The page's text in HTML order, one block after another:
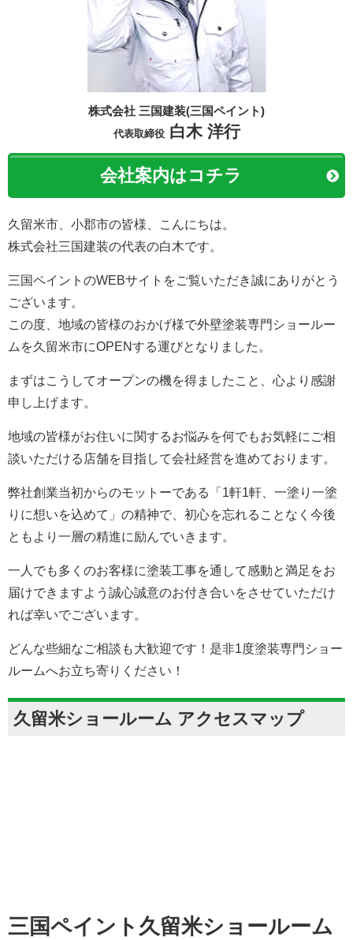
株式会社 三国建装(三国ペイント)
代表取締役白木 洋行
会社案内はコチラ
久留米市、小郡市の皆様、こんにちは。
株式会社三国建装の代表の白木です。
三国ペイントのWEBサイトをご覧いただき誠にありがとう
ございます。
この度、地域の皆様のおかげ様で外壁塗装専門ショールー
ムを久留米市にOPENする運びとなりました。
まずはこうしてオープンの機を得ましたこと、心より感謝
申し上げます。
地域の皆様がお住いに関するお悩みを何でもお気軽にご相
談いただける店舗を目指して会社経営を進めております。
弊社創業当初からのモットーである「1軒1軒、一塗り一塗
りに想いを込めて」の精神で、初心を忘れることなく今後
ともより一層の精進に励んでいきます。
一人でも多くのお客様に塗装工事を通して感動と満足をお
届けできますよう誠心誠意のお付き合いをさせていただけ
れば幸いでございます。
どんな些細なご相談も大歓迎です！是非1度塗装専門ショー
ルームへお立ち寄りください！
久留米ショールーム アクセスマップ
三国ペイント久留米ショールーム